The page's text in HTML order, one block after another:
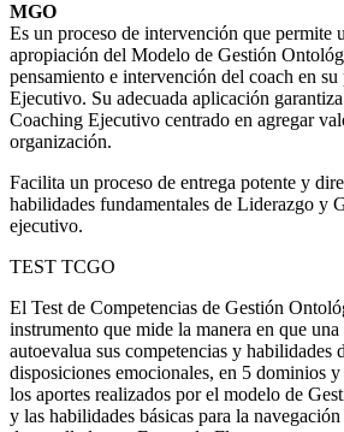
MGO
Es un proceso de intervención que permite
apropiación del Modelo de Gestión
pensamiento e intervención del coach en
Ejecutivo. Su adecuada aplicación
Coaching Ejecutivo centrado en agregar
organización.
Facilita un proceso de entrega potente y
habilidades fundamentales de Liderazgo y
ejecutivo.
TEST TCGO
El Test de Competencias de Gestión
instrumento que mide la manera en que
autoevalua sus competencias y habilidades
disposiciones emocionales, en 5 dominios
los aportes realizados por el modelo de
y las habilidades básicas para la